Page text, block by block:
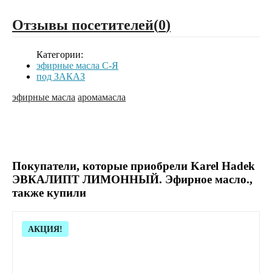
Отзывы посетителей(0)
Категории:
эфирные масла С-Я
под ЗАКАЗ
эфирные масла аромамасла
Покупатели, которые приобрели Karel Hadek
ЭВКАЛИПТ ЛИМОННЫЙ. Эфирное масло.,
также купили
Скидка!
АКЦИЯ!